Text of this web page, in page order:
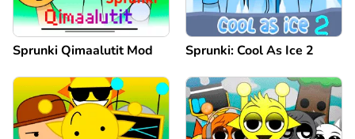
Sprunki Qimaalutit Mod Sprunki: Cool As Ice 2